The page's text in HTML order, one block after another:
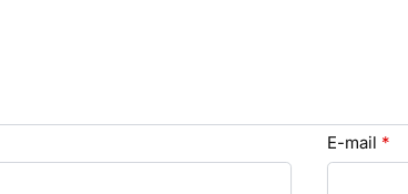
E-mail *